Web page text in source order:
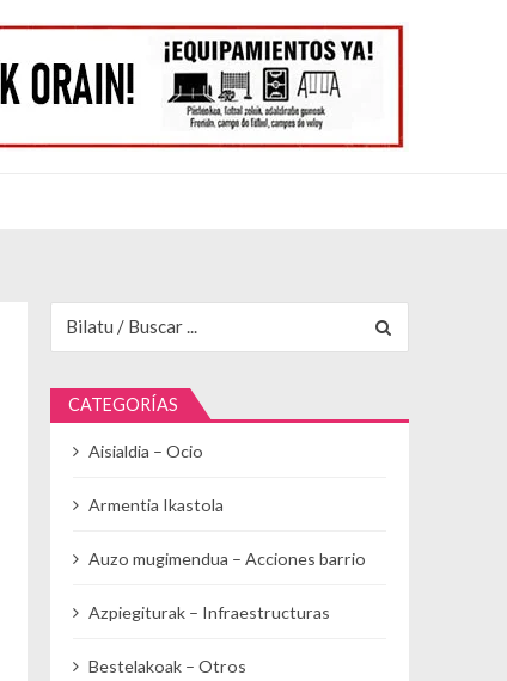
CATEGORÍAS
Aisialdia – Ocio
Armentia Ikastola
Auzo mugimendua – Acciones barrio
Azpiegiturak – Infraestructuras
Bestelakoak – Otros